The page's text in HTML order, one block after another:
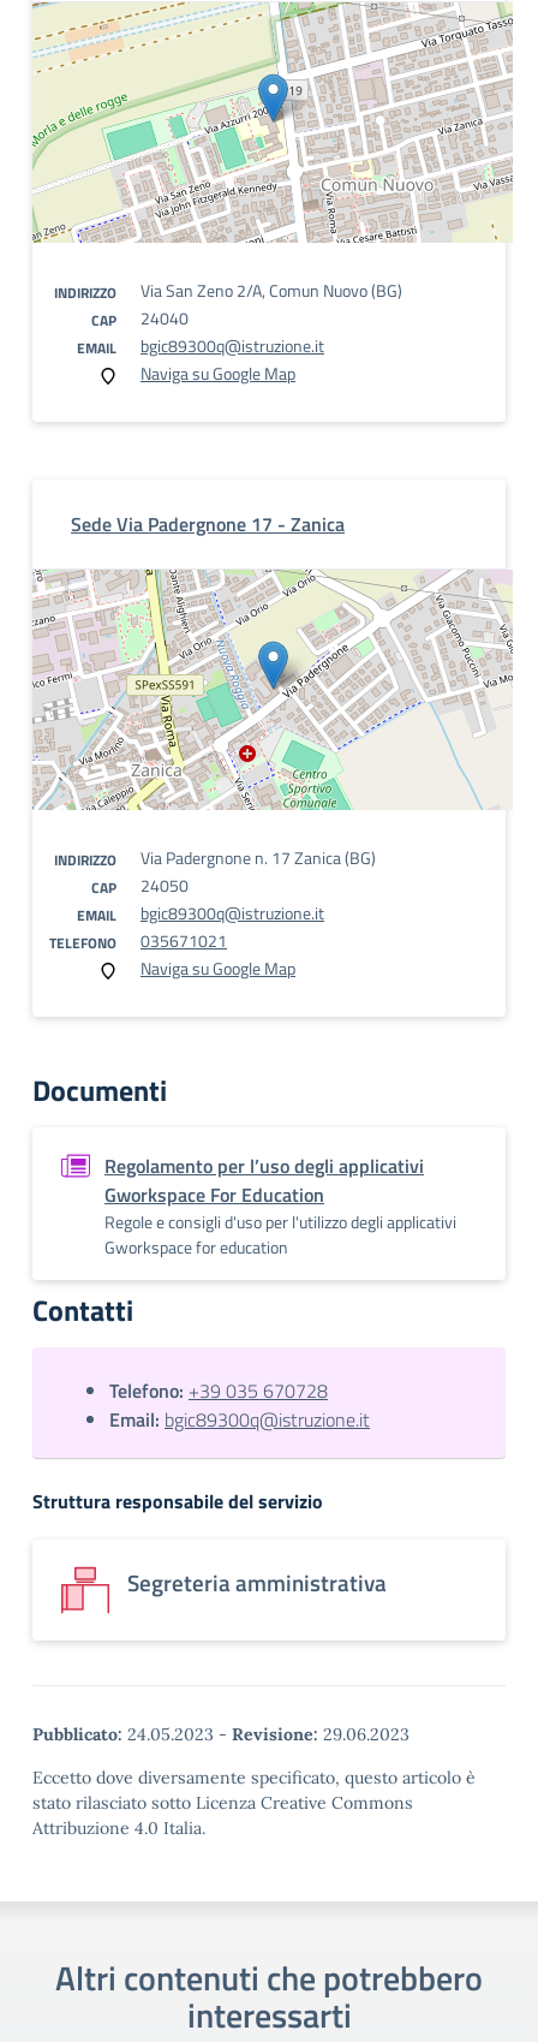
INDIRIZZO Via San Zeno 2/A, Comun Nuovo (BG)
CAP 24040
EMAIL
bgic89300q@istruzione.it
Naviga su Google Map
Sede Via Padergnone 17 - Zanica
INDIRIZZO Via Padergnone n. 17 Zanica (BG)
CAP 24050
EMAIL bgic89300q@istruzione.it
TELEFONO
035671021
Naviga su Google Map
Documenti
Regolamento per l’uso degli applicativi
Gworkspace For Education
Regole e consigli d'uso per l'utilizzo degli applicativi
Gworkspace for education
Contatti
Telefono: +39 035 670728
Email: bgic89300q@istruzione.it
Struttura responsabile del servizio
Segreteria amministrativa
Pubblicato: 24.05.2023 - Revisione: 29.06.2023
Eccetto dove diversamente specificato, questo articolo è
stato rilasciato sotto Licenza Creative Commons
Attribuzione 4.0 Italia.
Altri contenuti che potrebbero
interessarti